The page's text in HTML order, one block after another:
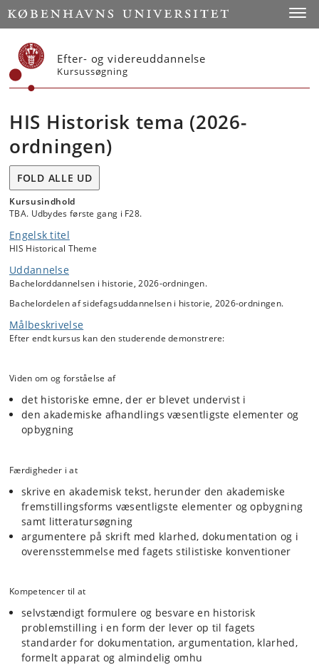
Start
Efter- og videreuddannelse
Kursussøgning
HIS Historisk tema (2026-
ordningen)
FOLD ALLE UD
Kursusindhold
TBA. Udbydes første gang i F28.
Engelsk titel
HIS Historical Theme
Uddannelse
Bachelorddannelsen i historie, 2026-ordningen.
Bachelordelen af sidefagsuddannelsen i historie, 2026-ordningen.
Målbeskrivelse
Efter endt kursus kan den studerende demonstrere:
Viden om og forståelse af
det historiske emne, der er blevet undervist i
den akademiske afhandlings væsentligste elementer og
opbygning
Færdigheder i at
skrive en akademisk tekst, herunder den akademiske
fremstillingsforms væsentligste elementer og opbygning
samt litteratursøgning
argumentere på skrift med klarhed, dokumentation og i
overensstemmelse med fagets stilistiske konventioner
Kompetencer til at
selvstændigt formulere og besvare en historisk
problemstilling i en form der lever op til fagets
standarder for dokumentation, argumentation, klarhed,
formelt apparat og almindelig omhu